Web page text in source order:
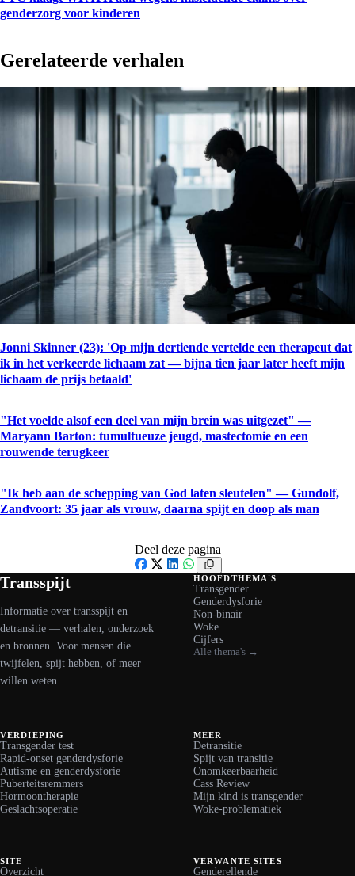
genderzorg voor kinderen
Gerelateerde verhalen
Jonni Skinner (23): 'Op mijn dertiende vertelde een therapeut dat
ik in het verkeerde lichaam zat — bijna tien jaar later heeft mijn
lichaam de prijs betaald'
"Het voelde alsof een deel van mijn brein was uitgezet" —
Maryann Barton: tumultueuze jeugd, mastectomie en een
rouwende terugkeer
"Ik heb aan de schepping van God laten sleutelen" — Gundolf,
Zandvoort: 35 jaar als vrouw, daarna spijt en doop als man
Deel deze pagina
Facebook
X LinkedIn
WhatsApp
Transspijt
Informatie over transspijt en
detransitie — verhalen, onderzoek
en bronnen. Voor mensen die
twijfelen, spijt hebben, of meer
willen weten.
HOOFDTHEMA'S
Transgender
Genderdysforie
Non-binair
Woke
Cijfers
Alle thema's →
VERDIEPING
Transgender test
Rapid-onset genderdysforie
Autisme en genderdysforie
Puberteitsremmers
Hormoontherapie
Geslachtsoperatie
MEER
Detransitie
Spijt van transitie
Onomkeerbaarheid
Cass Review
Mijn kind is transgender
Woke-problematiek
SITE
Overzicht
VERWANTE SITES
Genderellende